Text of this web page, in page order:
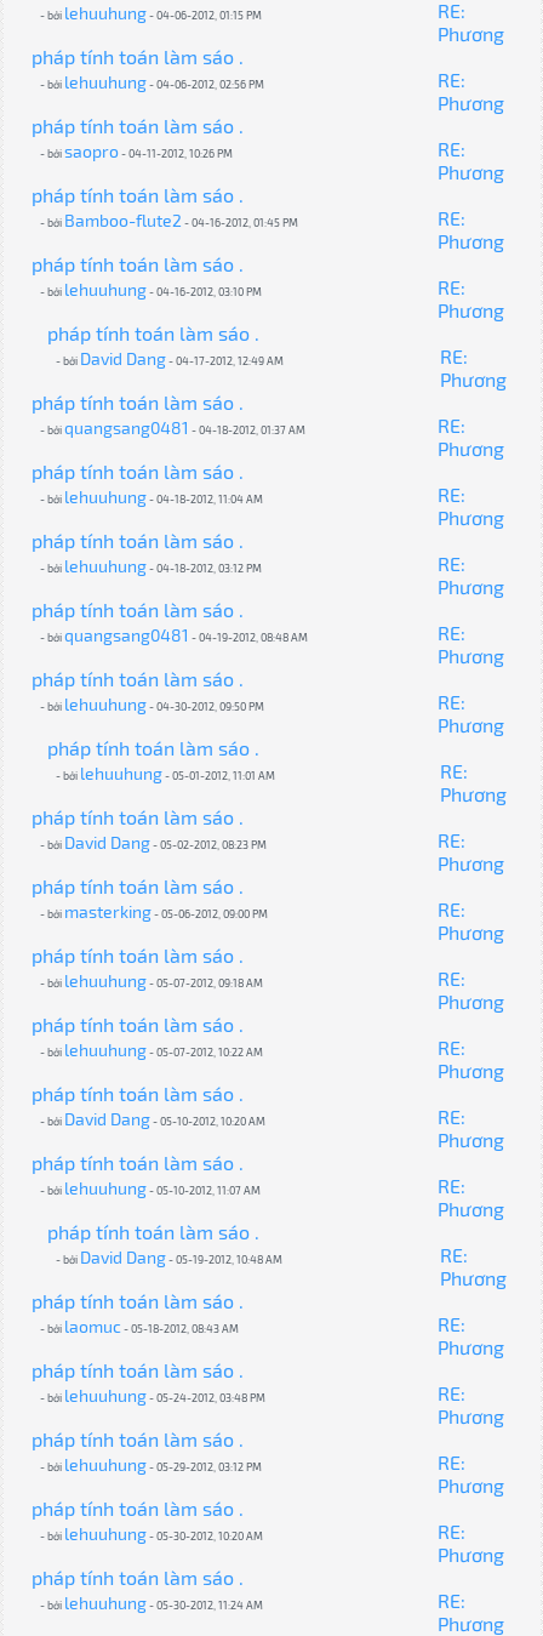
- bởi lehuuhung- 04-06-2012, 01:15 PM
RE:
Phương
pháp tính toán làm sáo .
- bởi lehuuhung- 04-06-2012, 02:56 PM
RE:
Phương
pháp tính toán làm sáo .
- bởisaopro- 04-11-2012, 10:26 PM
RE:
Phương
pháp tính toán làm sáo .
- bởi Bamboo-flute2 - 04-16-2012, 01:45 PM
RE:
Phương
pháp tính toán làm sáo .
- bởi lehuuhung- 04-16-2012, 03:10 PM
RE:
Phương
pháp tính toán làm sáo .
- bởi David Dang- 04-17-2012, 12:49 AM
RE:
Phương
pháp tính toán làm sáo .
- bởiquangsang0481 - 04-18-2012, 01:37 AM
RE:
Phương
pháp tính toán làm sáo .
- bởi lehuuhung- 04-18-2012, 11:04 AM
RE:
Phương
pháp tính toán làm sáo .
- bởi lehuuhung- 04-18-2012, 03:12 PM
RE:
Phương
pháp tính toán làm sáo .
- bởiquangsang0481 - 04-19-2012, 08:48 AM
RE:
Phương
pháp tính toán làm sáo .
- bởi lehuuhung- 04-30-2012, 09:50 PM
RE:
Phương
pháp tính toán làm sáo .
- bởi lehuuhung- 05-01-2012, 11:01 AM
RE:
Phương
pháp tính toán làm sáo .
- bởi David Dang- 05-02-2012, 08:23 PM
RE:
Phương
pháp tính toán làm sáo .
- bởi masterking- 05-06-2012, 09:00 PM
RE:
Phương
pháp tính toán làm sáo .
- bởi lehuuhung- 05-07-2012, 09:18 AM
RE:
Phương
pháp tính toán làm sáo .
- bởi lehuuhung- 05-07-2012, 10:22 AM
RE:
Phương
pháp tính toán làm sáo .
- bởi David Dang- 05-10-2012, 10:20 AM
RE:
Phương
pháp tính toán làm sáo .
- bởi lehuuhung- 05-10-2012, 11:07 AM
RE:
Phương
pháp tính toán làm sáo .
- bởi David Dang- 05-19-2012, 10:48 AM
RE:
Phương
pháp tính toán làm sáo .
- bởi laomuc- 05-18-2012, 08:43 AM
RE:
Phương
pháp tính toán làm sáo .
- bởi lehuuhung- 05-24-2012, 03:48 PM
RE:
Phương
pháp tính toán làm sáo .
- bởi lehuuhung- 05-29-2012, 03:12 PM
RE:
Phương
pháp tính toán làm sáo .
- bởi lehuuhung- 05-30-2012, 10:20 AM
RE:
Phương
pháp tính toán làm sáo .
- bởi lehuuhung- 05-30-2012, 11:24 AM
RE:
Phương